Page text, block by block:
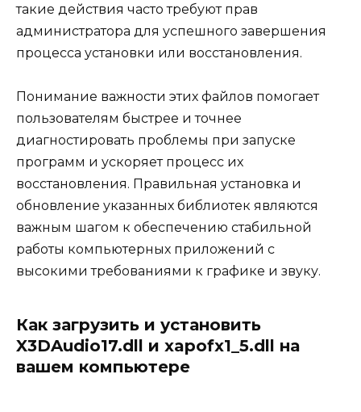
такие действия часто требуют прав
администратора для успешного завершения
процесса установки или восстановления.
Понимание важности этих файлов помогает
пользователям быстрее и точнее
диагностировать проблемы при запуске
программ и ускоряет процесс их
восстановления. Правильная установка и
обновление указанных библиотек являются
важным шагом к обеспечению стабильной
работы компьютерных приложений с
высокими требованиями к графике и звуку.
Как загрузить и установить
X3DAudio17.dll и xapofx1_5.dll на
вашем компьютере